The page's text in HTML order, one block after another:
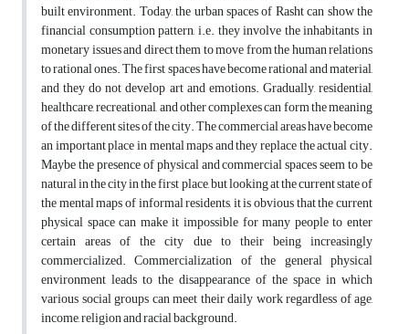
built environment. Today, the urban spaces of Rasht can show the
financial consumption pattern, i.e. they involve the inhabitants in
monetary issues and direct them to move from the human relations
to rational ones. The first spaces have become rational and material,
and they do not develop art and emotions. Gradually, residential,
healthcare, recreational, and other complexes can form the meaning
of the different sites of the city. The commercial areas have become
an important place in mental maps and they replace the actual city.
Maybe the presence of physical and commercial spaces seem to be
natural in the city in the first place, but looking at the current state of
the mental maps of informal residents, it is obvious that the current
physical space can make it impossible for many people to enter
certain areas of the city due to their being increasingly
commercialized. Commercialization of the general physical
environment leads to the disappearance of the space in which
various social groups can meet their daily work regardless of age,
income, religion and racial background.